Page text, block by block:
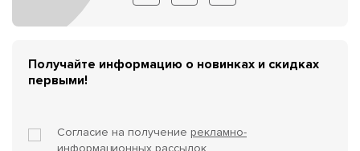
Получайте информацию о новинках и скидках
первыми!
Согласие на получение рекламно-